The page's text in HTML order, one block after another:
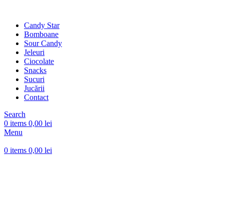
Candy Star
Bomboane
Sour Candy
Jeleuri
Ciocolate
Snacks
Sucuri
Jucării
Contact
Search
0 items 0,00 lei
Menu
0 items 0,00 lei